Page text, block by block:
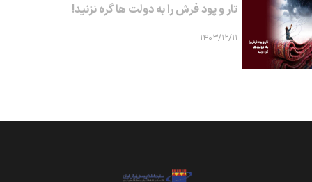
تار و پود فرش را به دولت ها گره نزنید!
۱۴۰۳/۱۲/۱۱